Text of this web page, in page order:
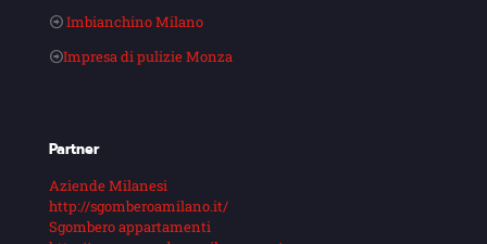
Imbianchino Milano
Impresa di pulizie Monza
Partner
Aziende Milanesi
http://sgomberoamilano.it/
Sgombero appartamenti